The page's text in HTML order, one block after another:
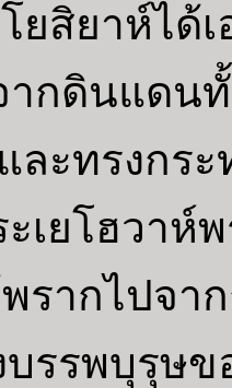
ยสิยาห์ได้
ากดินแดน
ะทรงกระ
เยโฮวาห์พ
รากไปจา
บรรพบุรุษ